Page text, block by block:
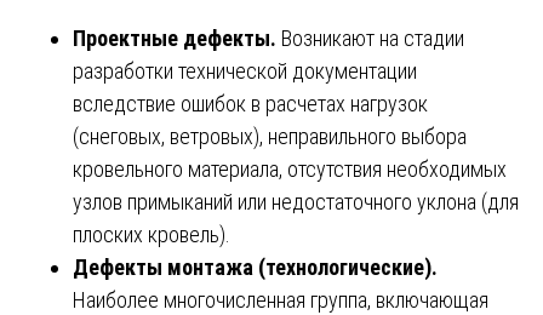
Проектные дефекты. Возникают на стадии
разработки технической документации
вследствие ошибок в расчетах нагрузок
(снеговых, ветровых), неправильного выбора
кровельного материала, отсутствия необходимых
узлов примыканий или недостаточного уклона (для
плоских кровель).
Дефекты монтажа (технологические).
Наиболее многочисленная группа, включающая